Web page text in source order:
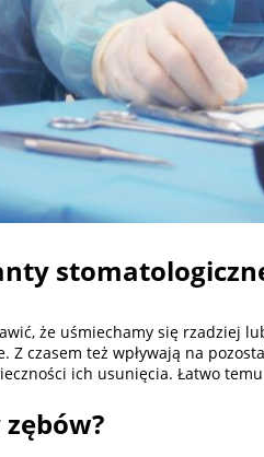
że uśmiechamy się rzadziej
czasem też wpływają na
ich usunięcia. Łatwo